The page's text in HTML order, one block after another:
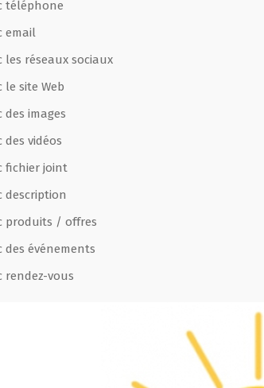
téléphone
email
les réseaux sociaux
le site Web
des images
des vidéos
fichier joint
description
produits / offres
des événements
rendez-vous